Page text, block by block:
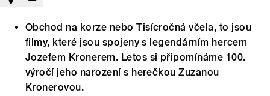
Obchod na korze nebo Tisícročná včela, to jsou
filmy, které jsou spojeny s legendárním hercem
Jozefem Kronerem. Letos si připomínáme 100.
výročí jeho narození s herečkou Zuzanou
Kronerovou.